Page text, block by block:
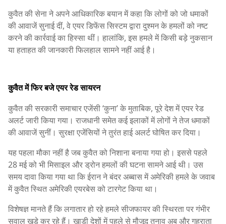
कुवैत की सेना ने अपने आधिकारिक बयान में कहा कि लोगों को जो धमाकों
की आवाजें सुनाई दीं, वे एयर डिफेंस सिस्टम द्वारा दुश्मन के हमलों को नष्ट
करने की कार्रवाई का हिस्सा थीं। हालांकि, इस हमले में किसी बड़े नुकसान
या हताहत की जानकारी फिलहाल सामने नहीं आई है।
कुवैत में फिर बजे एयर रेड सायरन
कुवैत की सरकारी समाचार एजेंसी ‘कुना’ के मुताबिक, पूरे देश में एयर रेड
अलर्ट जारी किया गया। राजधानी समेत कई इलाकों में लोगों ने तेज धमाकों
की आवाजें सुनीं। सुरक्षा एजेंसियों ने तुरंत हाई अलर्ट घोषित कर दिया।
यह पहला मौका नहीं है जब कुवैत को निशाना बनाया गया हो। इससे पहले
28 मई को भी मिसाइल और ड्रोन हमलों की घटना सामने आई थी। उस
समय दावा किया गया था कि ईरान ने बंदर अब्बास में अमेरिकी हमले के जवाब
में कुवैत स्थित अमेरिकी एयरबेस को टारगेट किया था।
विशेषज्ञ मानते हैं कि लगातार हो रहे हमले सीजफायर की स्थिरता पर गंभीर
सवाल खड़े कर रहे हैं। खाड़ी देशों में पहले से मौजूद तनाव अब और गहराता